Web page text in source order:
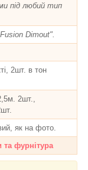
під любий тип
Dimout".
2шт. в тон
2шт.,
як на фото.
та фурнітура